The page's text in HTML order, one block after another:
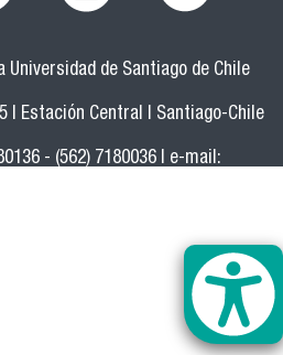
de Santiago de Chile
| Estación Central | Santiago-Chile
- (562) 7180036 | e-mail: